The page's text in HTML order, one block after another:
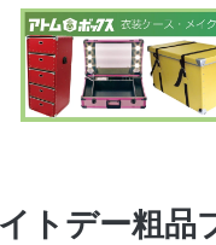
トデー粗品